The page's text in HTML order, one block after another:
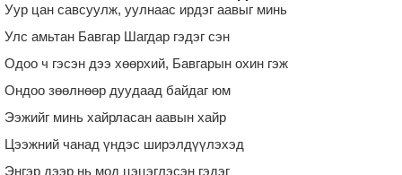
Уур цан савсуулж, уулнаас ирдэг аавыг минь
Улс амьтан Бавгар Шагдар гэдэг сэн
Одоо ч гэсэн дээ хөөрхий, Бавгарын охин гэж
Ондоо зөөлнөөр дуудаад байдаг юм
Ээжийг минь хайрласан аавын хайр
Цээжний чанад үндэс ширэлдүүлэхэд
Энгэр дээр нь мод цэцэглэсэн гэдэг